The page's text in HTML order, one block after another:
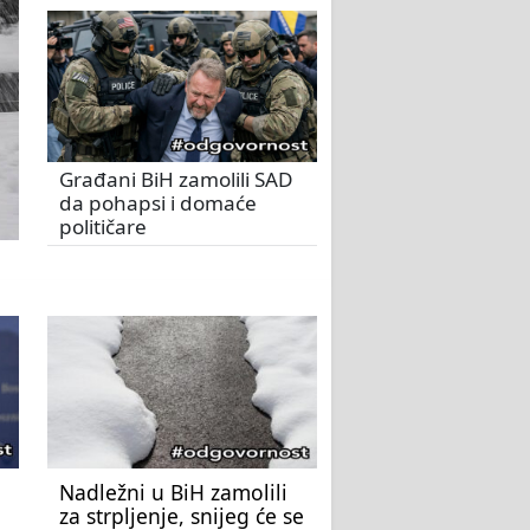
Građani BiH zamolili SAD
da pohapsi i domaće
političare
Nadležni u BiH zamolili
za strpljenje, snijeg će se